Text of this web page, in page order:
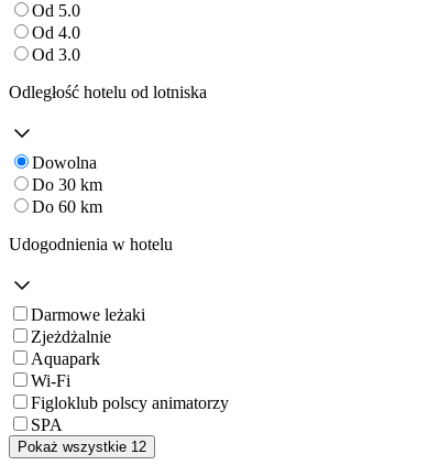
Od 5.0
Od 4.0
Od 3.0
Odległość hotelu od lotniska
Dowolna
Do 30 km
Do 60 km
Udogodnienia w hotelu
Darmowe leżaki
Zjeżdżalnie
Aquapark
Wi-Fi
Figloklub polscy animatorzy
SPA
Pokaż wszystkie 12